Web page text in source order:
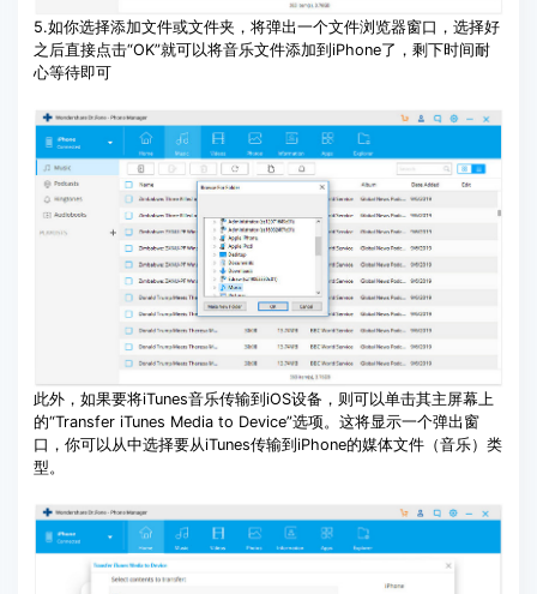
5.如你选择添加文件或文件夹，将弹出一个文件浏览器窗口，选择好
之后直接点击“OK”就可以将音乐文件添加到iPhone了，剩下时间耐
心等待即可
此外，如果要将iTunes音乐传输到iOS设备，则可以单击其主屏幕上
的“Transfer iTunes Media to Device”选项。这将显示一个弹出窗
口，你可以从中选择要从iTunes传输到iPhone的媒体文件（音乐）类
型。